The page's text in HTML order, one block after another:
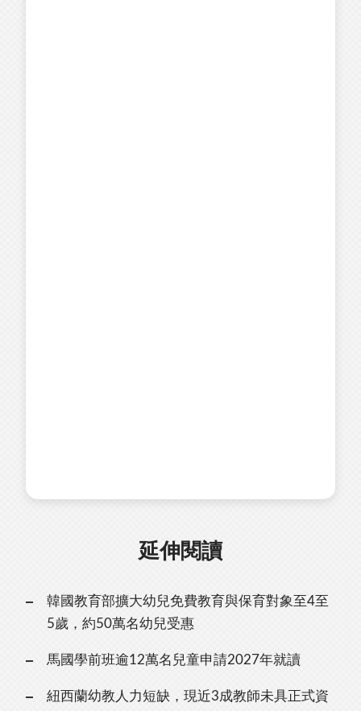
延伸閱讀
韓國教育部擴大幼兒免費教育與保育對象至4至
5歲，約50萬名幼兒受惠
馬國學前班逾12萬名兒童申請2027年就讀
紐西蘭幼教人力短缺，現近3成教師未具正式資